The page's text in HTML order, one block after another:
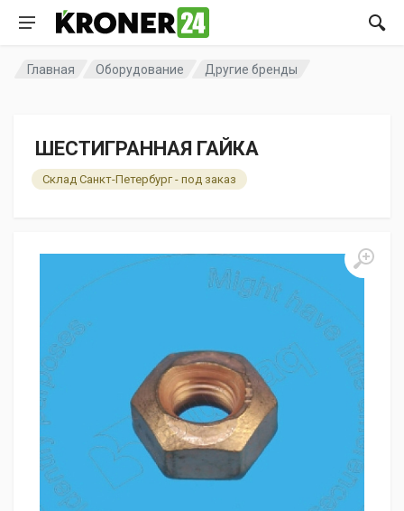
Главная Оборудование Другие бренды
ШЕСТИГРАННАЯ ГАЙКА
Склад Санкт-Петербург - под заказ